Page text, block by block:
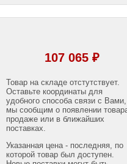
107 065 ₽
Товар на складе отстутствует.
Оставьте координаты для
удобного способа связи с Вами,
мы сообщим о появлении
продаже или в ближайших
поставках.
Указанная цена - последняя, по
которой товар был доступен.